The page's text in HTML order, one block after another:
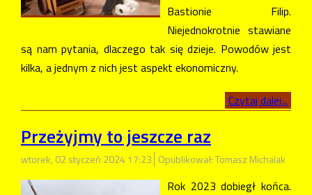
Bastionie Filip.
Niejednokrotnie stawiane
są nam pytania, dlaczego tak się dzieje. Powodów jest
kilka, a jednym z nich jest aspekt ekonomiczny.
Czytaj dalej...
Przeżyjmy to jeszcze raz
wtorek, 02 styczeń 2024 17:23 Opublikował: Tomasz Michalak
Rok 2023 dobiegł końca.